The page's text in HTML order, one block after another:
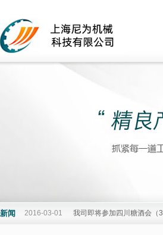
新闻 2016-03-01 我司即将参加四川糖酒会（